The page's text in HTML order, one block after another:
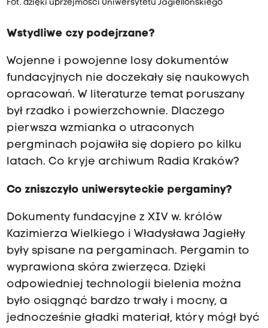
Fot. dzięki uprzejmości Uniwersytetu Jagiellońskiego
Wstydliwe czy podejrzane?
Wojenne i powojenne losy dokumentów
fundacyjnych nie doczekały się naukowych
opracowań. W literaturze temat poruszany
był rzadko i powierzchownie. Dlaczego
pierwsza wzmianka o utraconych
pergminach pojawiła się dopiero po kilku
latach. Co kryje archiwum Radia Kraków?
Co zniszczyło uniwersyteckie pergaminy?
Dokumenty fundacyjne z XIV w. królów
Kazimierza Wielkiego i Władysława Jagiełły
były spisane na pergaminach. Pergamin to
wyprawiona skóra zwierzęca. Dzięki
odpowiedniej technologii bielenia można
było osiągnąć bardzo trwały i mocny, a
jednocześnie gładki materiał, który mógł być